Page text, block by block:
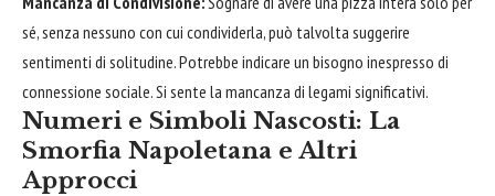
sé, senza nessuno con cui condividerla, può talvolta suggerire
sentimenti di solitudine. Potrebbe indicare un bisogno inespresso di
connessione sociale. Si sente la mancanza di legami significativi.
Numeri e Simboli Nascosti: La
Smorfia Napoletana e Altri
Approcci